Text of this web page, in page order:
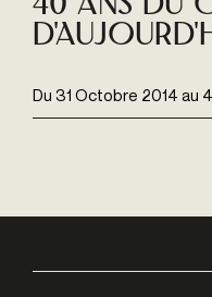
Du 31 Octobre 2014 au